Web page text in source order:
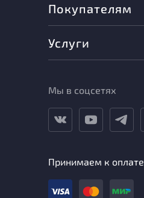
Покупателям
Услуги
Мы в соцсетях
Принимаем к оплате